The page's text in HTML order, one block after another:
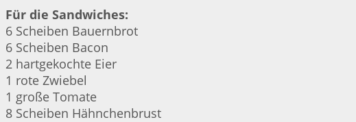
Für die Sandwiches:
6 Scheiben Bauernbrot
6 Scheiben Bacon
2 hartgekochte Eier
1 rote Zwiebel
1 große Tomate
8 Scheiben Hähnchenbrust